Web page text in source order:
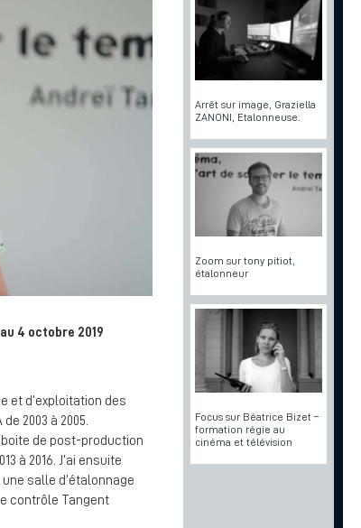
4 octobre 2019
et d’exploitation des
2003 à 2005.
de post-production
à 2016. J’ai ensuite
salle d’étalonnage
contrôle Tangent
Arrêt sur image, Graziella
ZANONI, Etalonneuse.
Zoom sur tony pitiot,
étalonneur
Focus sur Béatrice Bizet –
formation régie au
cinéma et télévision